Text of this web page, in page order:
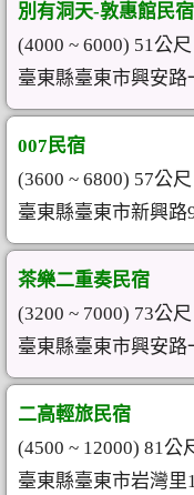
別有洞天-敦惠館民宿
(4000 ~ 6000) 51公尺
臺東縣臺東市興安路
007民宿
(3600 ~ 6800) 57公尺
臺東縣臺東市新興路
茶樂二重奏民宿
(3200 ~ 7000) 73公尺
臺東縣臺東市興安路
二高輕旅民宿
(4500 ~ 12000) 81公
臺東縣臺東市岩灣里